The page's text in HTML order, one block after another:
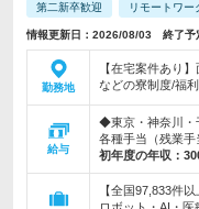
第二新卒歓迎 リモートワー
情報更新日：2026/08/03 終了予
勤務地
【在宅案件あり
などの寮制度/福
給与
◆東京・神奈川・
各種手当（残業
初年度の年収：
【全国97,833件